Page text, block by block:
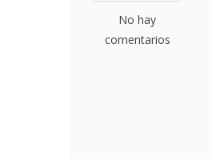
No hay
comentarios